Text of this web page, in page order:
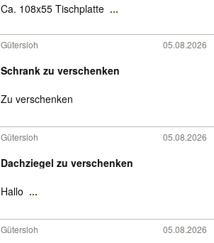
Ca. 108x55 Tischplatte ...
Gütersloh 05.08.2026
Schrank zu verschenken
Zu verschenken
Gütersloh 05.08.2026
Dachziegel zu verschenken
Hallo ...
Gütersloh 05.08.2026